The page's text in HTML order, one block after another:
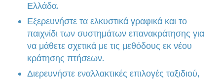
Ελλάδα.
Εξερευνήστε τα ελκυστικά γραφικά και το
παιχνίδι των συστημάτων επανακράτησης για
να μάθετε σχετικά με τις μεθόδους εκ νέου
κράτησης πτήσεων.
Διερευνήστε εναλλακτικές επιλογές ταξιδιού,